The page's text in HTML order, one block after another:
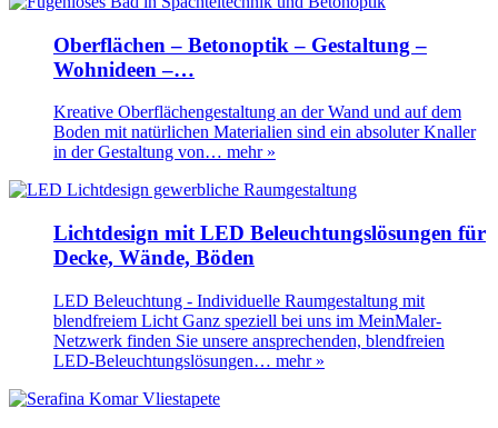
Oberflächen – Betonoptik – Gestaltung –
Wohnideen –…
Kreative Oberflächengestaltung an der Wand und auf dem
Boden mit natürlichen Materialien sind ein absoluter Knaller
in der Gestaltung von… mehr »
Lichtdesign mit LED Beleuchtungslösungen für
Decke, Wände, Böden
LED Beleuchtung - Individuelle Raumgestaltung mit
blendfreiem Licht Ganz speziell bei uns im MeinMaler-
Netzwerk finden Sie unsere ansprechenden, blendfreien
LED-Beleuchtungslösungen… mehr »